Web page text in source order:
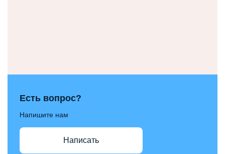
Есть вопрос?
Напишите нам
Написать